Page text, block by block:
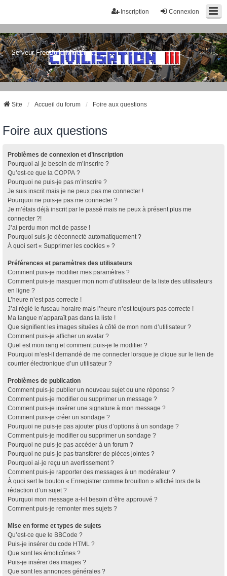
Connexion
Inscription
Serveur FreeBuild Minecraft
Site Accueil du forum Foire aux questions
Foire aux questions
Problèmes de connexion et d’inscription
Pourquoi ai-je besoin de m’inscrire ?
Qu’est-ce que la COPPA ?
Pourquoi ne puis-je pas m’inscrire ?
Je suis inscrit mais je ne peux pas me connecter !
Pourquoi ne puis-je pas me connecter ?
Je m’étais déjà inscrit par le passé mais ne peux à présent plus me
connecter ?!
J’ai perdu mon mot de passe !
Pourquoi suis-je déconnecté automatiquement ?
À quoi sert « Supprimer les cookies » ?
Préférences et paramètres des utilisateurs
Comment puis-je modifier mes paramètres ?
Comment puis-je masquer mon nom d’utilisateur de la liste des utilisateurs
en ligne ?
L’heure n’est pas correcte !
J’ai réglé le fuseau horaire mais l’heure n’est toujours pas correcte !
Ma langue n’apparaît pas dans la liste !
Que signifient les images situées à côté de mon nom d’utilisateur ?
Comment puis-je afficher un avatar ?
Quel est mon rang et comment puis-je le modifier ?
Pourquoi m’est-il demandé de me connecter lorsque je clique sur le lien de
courrier électronique d’un utilisateur ?
Problèmes de publication
Comment puis-je publier un nouveau sujet ou une réponse ?
Comment puis-je modifier ou supprimer un message ?
Comment puis-je insérer une signature à mon message ?
Comment puis-je créer un sondage ?
Pourquoi ne puis-je pas ajouter plus d’options à un sondage ?
Comment puis-je modifier ou supprimer un sondage ?
Pourquoi ne puis-je pas accéder à un forum ?
Pourquoi ne puis-je pas transférer de pièces jointes ?
Pourquoi ai-je reçu un avertissement ?
Comment puis-je rapporter des messages à un modérateur ?
À quoi sert le bouton « Enregistrer comme brouillon » affiché lors de la
rédaction d’un sujet ?
Pourquoi mon message a-t-il besoin d’être approuvé ?
Comment puis-je remonter mes sujets ?
Mise en forme et types de sujets
Qu’est-ce que le BBCode ?
Puis-je insérer du code HTML ?
Que sont les émoticônes ?
Puis-je insérer des images ?
Que sont les annonces générales ?